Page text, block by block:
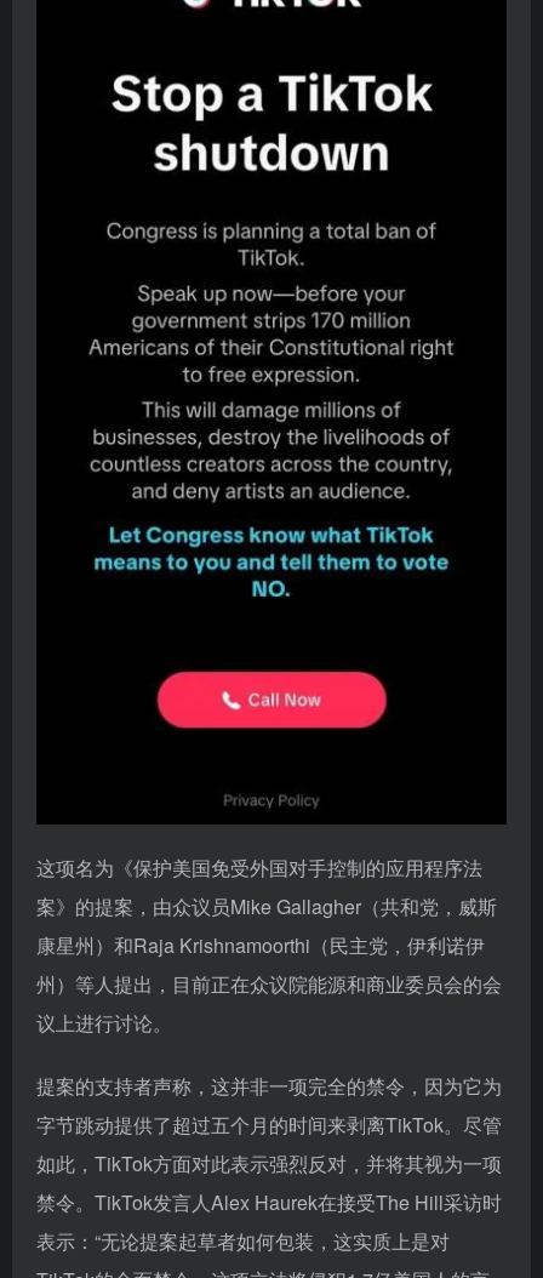
这项名为《保护美国免受外国对手控制的应用程序法
案》的提案，由众议员Mike Gallagher（共和党，威斯
康星州）和Raja Krishnamoorthi（民主党，伊利诺伊
州）等人提出，目前正在众议院能源和商业委员会的会
议上进行讨论。
提案的支持者声称，这并非一项完全的禁令，因为它为
字节跳动提供了超过五个月的时间来剥离TikTok。尽管
如此，TikTok方面对此表示强烈反对，并将其视为一项
禁令。TikTok发言人Alex Haurek在接受The Hill采访时
表示：“无论提案起草者如何包装，这实质上是对